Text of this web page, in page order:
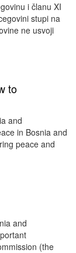
i članu XI
stupi na
ne usvoji
to
and
in Bosnia and
peace and
and
(the